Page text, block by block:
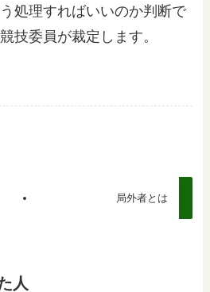
処理すればいいのか判断で
技委員が裁定します。
局外者とは
人